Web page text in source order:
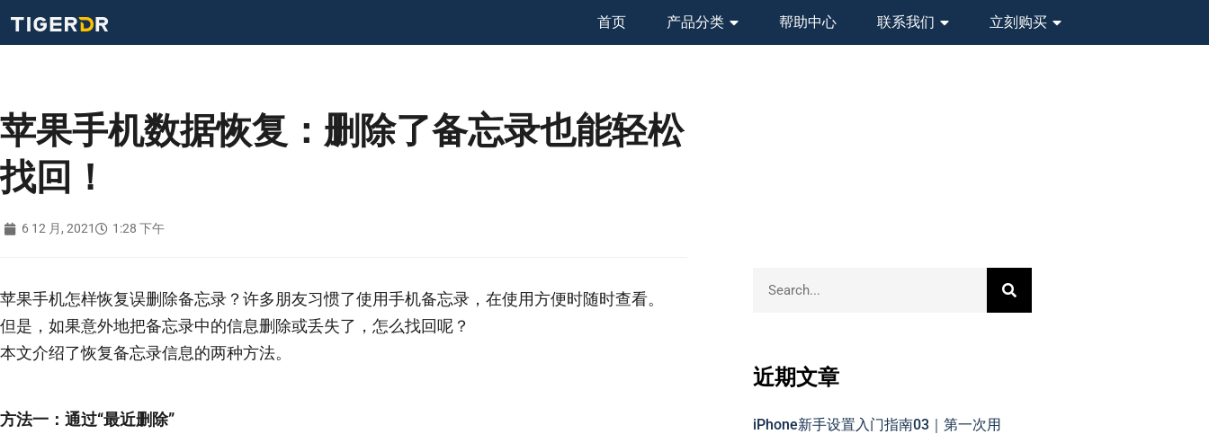
首页 产品分类 帮助中心 联系我们 立刻购买
苹果手机数据恢复：删除了备忘录也能轻松
找回！
6 12 月, 2021 1:28 下午
苹果手机怎样恢复误删除备忘录？许多朋友习惯了使用手机备忘录，在使用方便时随时查看。
但是，如果意外地把备忘录中的信息删除或丢失了，怎么找回呢？
本文介绍了恢复备忘录信息的两种方法。
方法一：通过“最近删除”
近期文章
iPhone新手设置入门指南03｜第一次用